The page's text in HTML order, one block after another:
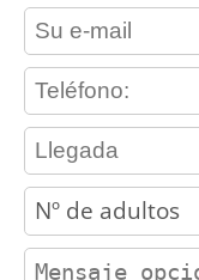
contact_email
contact_phone
adults
contact_message